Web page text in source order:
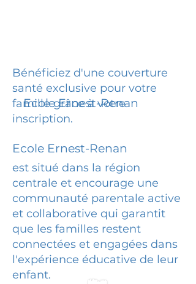
Bénéficiez d'une couverture
santé exclusive pour votre
famille grâce à votre
inscription.
Ecole Ernest-Renan
Ecole Ernest-Renan
est situé dans la région
centrale et encourage une
communauté parentale active
et collaborative qui garantit
que les familles restent
connectées et engagées dans
l'expérience éducative de leur
enfant.